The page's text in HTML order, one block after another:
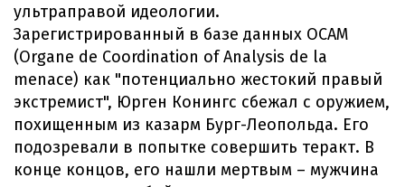
ультраправой идеологии.
Зарегистрированный в базе данных OCAM
(Organe de Coordination of Analysis de la
menace) как "потенциально жестокий правый
экстремист", Юрген Конингс сбежал с оружием,
похищенным из казарм Бург-Леопольда. Его
подозревали в попытке совершить теракт. В
конце концов, его нашли мертвым – мужчина